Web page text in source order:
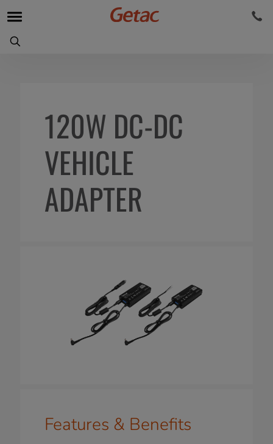
120W DC-DC
VEHICLE
ADAPTER
Features & Benefits